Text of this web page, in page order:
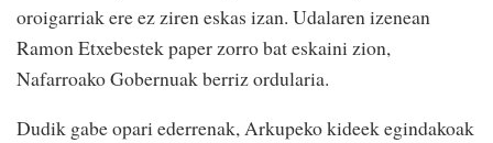
oroigarriak ere ez ziren eskas izan. Udalaren izenean
Ramon Etxebestek paper zorro bat eskaini zion,
Nafarroako Gobernuak berriz ordularia.
Dudik gabe opari ederrenak, Arkupeko kideek egindakoak